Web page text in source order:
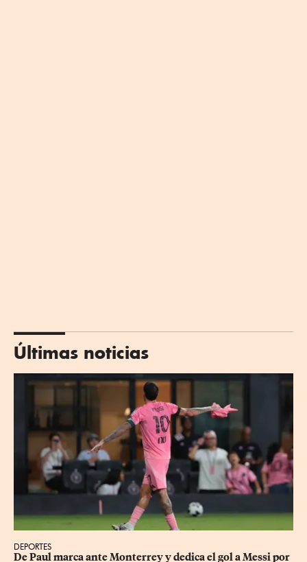
Últimas noticias
DEPORTES
De Paul marca ante Monterrey y dedica el gol a Messi por